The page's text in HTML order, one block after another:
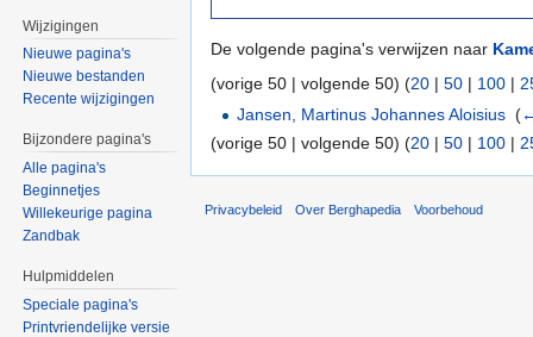
De volgende pagina's verwijzen naar
(vorige 50 | volgende 50) (20 | 50 | 100 |
Jansen, Martinus Johannes Aloisius ‎(
(vorige 50 | volgende 50) (20 | 50 | 100 |
Wijzigingen
Nieuwe pagina's
Nieuwe bestanden
Recente wijzigingen
Bijzondere pagina's
Alle pagina's
Beginnetjes
Willekeurige pagina
Zandbak
Hulpmiddelen
Speciale pagina's
Printvriendelijke versie
Privacybeleid Over Berghapedia Voorbehoud